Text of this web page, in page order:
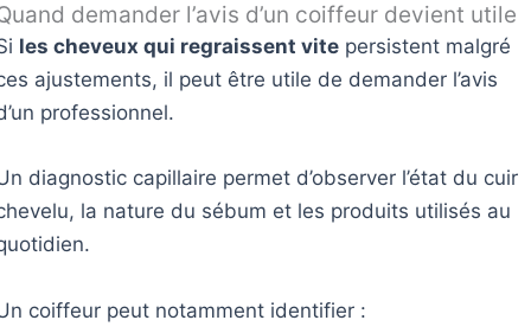
demander l’avis d’un coiffeur devient utile
les cheveux qui regraissent vite persistent malgré
ajustements, il peut être utile de demander l’avis
professionnel.
diagnostic capillaire permet d’observer l’état du cuir
la nature du sébum et les produits utilisés au
coiffeur peut notamment identifier :